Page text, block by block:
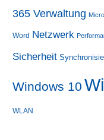
365 Verwaltung
Word Netzwerk
Sicherheit
Windows 10
WLAN